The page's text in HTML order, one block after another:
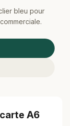
bleu pour
A6